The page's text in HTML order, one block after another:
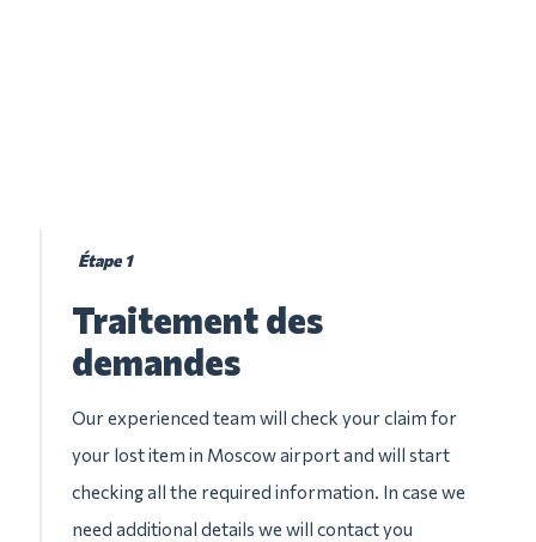
Étape 1
Traitement des
demandes
Our experienced team will check your claim for
your lost item in Moscow airport and will start
checking all the required information. In case we
need additional details we will contact you